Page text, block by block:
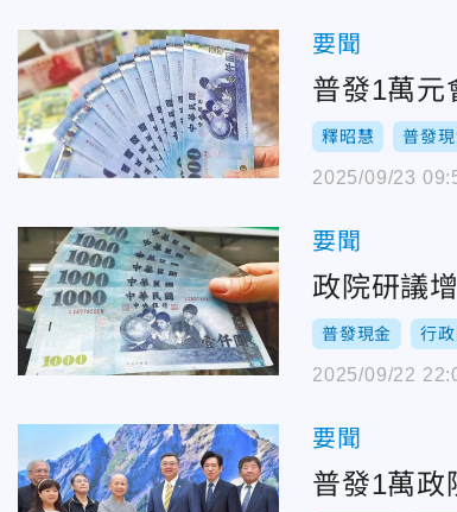
要聞
普發1萬
釋昭慧 普發
2025/09/23
要聞
政院研議
普發現金 行
2025/09/22
要聞
普發1萬